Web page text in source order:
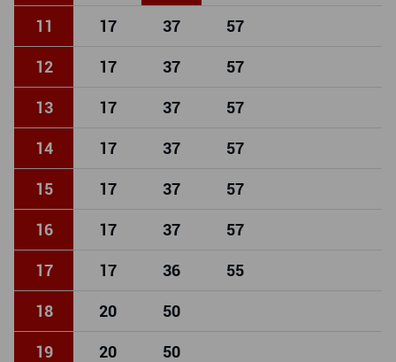
11 17 37 57
12 17 37 57
13 17 37 57
14 17 37 57
15 17 37 57
16 17 37 57
17 17 36 55
18 20 50
19 20 50